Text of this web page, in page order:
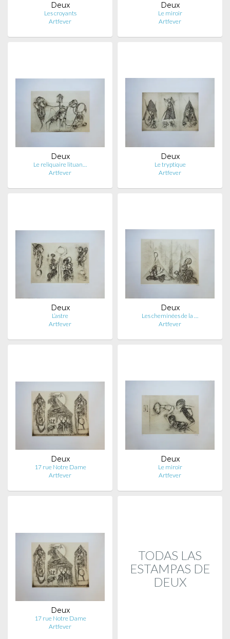
Deux
Les croyants
Artfever
Deux
Le miroir
Artfever
Deux
Le reliquaire lituan…
Artfever
Deux
Le tryptique
Artfever
Deux
L’astre
Artfever
Deux
Les cheminées de la …
Artfever
Deux
17 rue Notre Dame
Artfever
Deux
Le miroir
Artfever
Deux
17 rue Notre Dame
Artfever
TODAS LAS
ESTAMPAS DE
DEUX